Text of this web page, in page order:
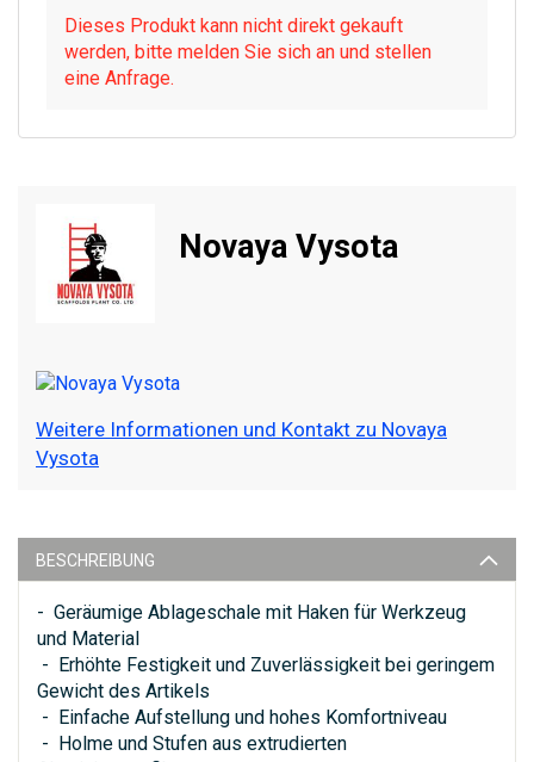
Dieses Produkt kann nicht direkt gekauft
werden, bitte melden Sie sich an und stellen
eine Anfrage.
Novaya Vysota
Weitere Informationen und Kontakt zu Novaya
Vysota
BESCHREIBUNG
- Geräumige Ablageschale mit Haken für Werkzeug
und Material
- Erhöhte Festigkeit und Zuverlässigkeit bei geringem
Gewicht des Artikels
- Einfache Aufstellung und hohes Komfortniveau
- Holme und Stufen aus extrudierten